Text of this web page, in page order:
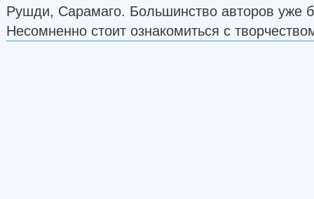
Рушди, Сарамаго. Большинство авторов уже
Несомненно стоит ознакомиться с